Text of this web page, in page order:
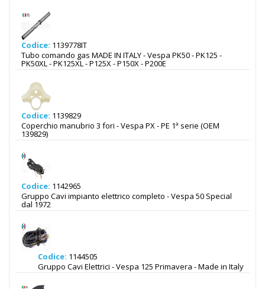
Codice: 1139778IT
Tubo comando gas MADE IN ITALY - Vespa PK50 - PK125 -
PK50XL - PK125XL - P125X - P150X - P200E
Codice: 1139829
Coperchio manubrio 3 fori - Vespa PX - PE 1ª serie (OEM
139829)
Codice: 1142965
Gruppo Cavi impianto elettrico completo - Vespa 50 Special
dal 1972
Codice: 1144505
Gruppo Cavi Elettrici - Vespa 125 Primavera - Made in Italy